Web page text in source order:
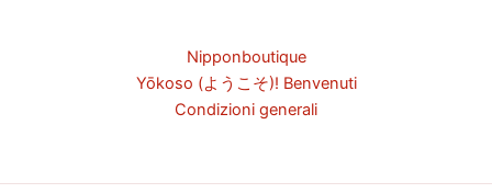
Nipponboutique
Yōkoso (ようこそ)! Benvenuti
Condizioni generali